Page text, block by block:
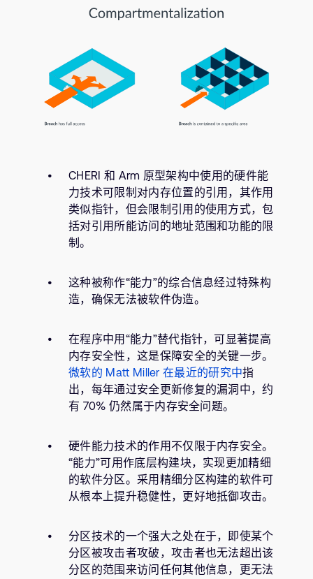
CHERI 和 Arm 原型架构中使用的硬件能
力技术可限制对内存位置的引用，其作用
类似指针，但会限制引用的使用方式，包
括对引用所能访问的地址范围和功能的限
制。
这种被称作“能力”的综合信息经过特殊构
造，确保无法被软件伪造。
在程序中用“能力”替代指针，可显著提高
内存安全性，这是保障安全的关键一步。
微软的 Matt Miller 在最近的研究中指
出，每年通过安全更新修复的漏洞中，约
有 70% 仍然属于内存安全问题。
硬件能力技术的作用不仅限于内存安全。
“能力”可用作底层构建块，实现更加精细
的软件分区。采用精细分区构建的软件可
从根本上提升稳健性，更好地抵御攻击。
分区技术的一个强大之处在于，即使某个
分区被攻击者攻破，攻击者也无法超出该
分区的范围来访问任何其他信息，更无法